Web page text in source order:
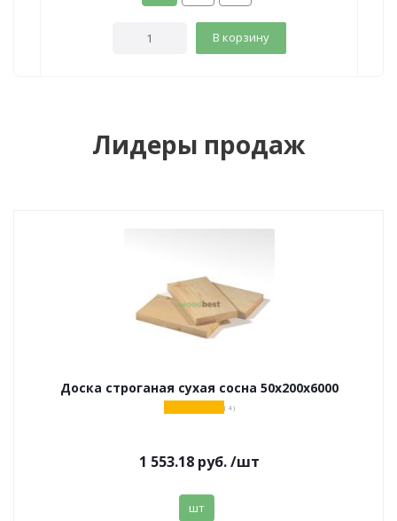
В корзину
Лидеры продаж
Доска строганая сухая сосна 50х200х6000
( 4 )
1 553.18руб. /шт
шт